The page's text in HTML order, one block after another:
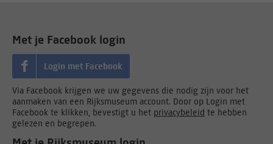
Met je Facebook login
Login met Facebook
Via Facebook krijgen we uw gegevens die nodig zijn voor het
aanmaken van een Rijksmuseum account. Door op Login met
Facebook te klikken, bevestigt u het privacybeleid te hebben
gelezen en begrepen.